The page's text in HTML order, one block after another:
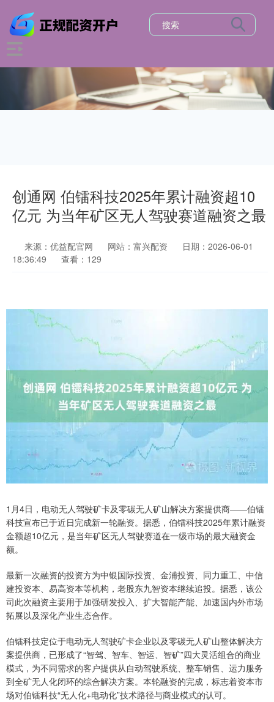
创通网 伯镭科技2025年累计融资超10
亿元 为当年矿区无人驾驶赛道融资之最
来源：优益配官网 网站：富兴配资
日期：2026-06-01
18:36:49
查看：129
1月4日，电动无人驾驶矿卡及零碳无人矿山解决方案提供商——伯镭
科技宣布已于近日完成新一轮融资。据悉，伯镭科技2025年累计融资
金额超10亿元，是当年矿区无人驾驶赛道在一级市场的最大融资金
额。
最新一次融资的投资方为中银国际投资、金浦投资、同力重工、中信
建投资本、易高资本等机构，老股东九智资本继续追投。据悉，该公
司此次融资主要用于加强研发投入、扩大智能产能、加速国内外市场
拓展以及深化产业生态合作。
伯镭科技定位于电动无人驾驶矿卡企业以及零碳无人矿山整体解决方
案提供商，已形成了“智驾、智车、智运、智矿”四大灵活组合的商业
模式，为不同需求的客户提供从自动驾驶系统、整车销售、运力服务
到全矿无人化闭环的综合解决方案。本轮融资的完成，标志着资本市
场对伯镭科技“无人化+电动化”技术路径与商业模式的认可。